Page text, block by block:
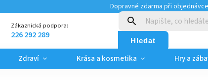
Dopravné zdarma při
Zákaznická podpora:
226 292 289 Hledat
Zdraví Krása a kosmetika Hry a